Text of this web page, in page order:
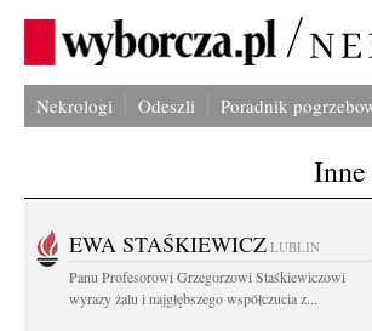
Nekrologi Odeszli Poradnik
EWA STAŚKIEWICZ LUBLIN
Panu Profesorowi Grzegorzowi Staśkiewiczowi
wyrazy żalu i najgłębszego współczucia z...